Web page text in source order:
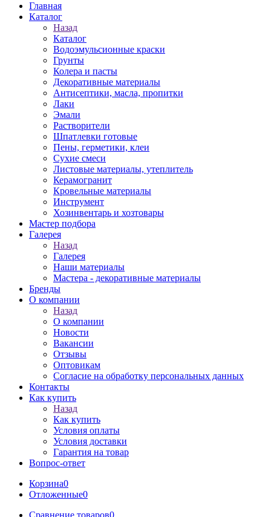
Главная
Каталог
Назад
Каталог
Водоэмульсионные краски
Грунты
Колера и пасты
Декоративные материалы
Антисептики, масла, пропитки
Лаки
Эмали
Растворители
Шпатлевки готовые
Пены, герметики, клеи
Сухие смеси
Листовые материалы, утеплитель
Керамогранит
Кровельные материалы
Инструмент
Хозинвентарь и хозтовары
Мастер подбора
Галерея
Назад
Галерея
Наши материалы
Мастера - декоративные материалы
Бренды
О компании
Назад
О компании
Новости
Вакансии
Отзывы
Оптовикам
Cогласие на обработку персональных данных
Контакты
Как купить
Назад
Как купить
Условия оплаты
Условия доставки
Гарантия на товар
Вопрос-ответ
Корзина0
Отложенные0
Сравнение товаров0